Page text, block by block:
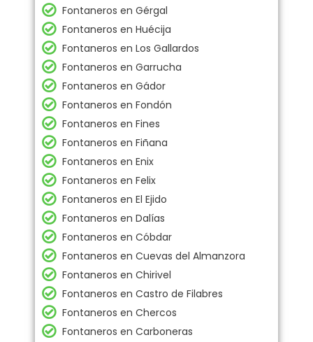
Fontaneros en Gérgal
Fontaneros en Huécija
Fontaneros en Los Gallardos
Fontaneros en Garrucha
Fontaneros en Gádor
Fontaneros en Fondón
Fontaneros en Fines
Fontaneros en Fiñana
Fontaneros en Enix
Fontaneros en Felix
Fontaneros en El Ejido
Fontaneros en Dalías
Fontaneros en Cóbdar
Fontaneros en Cuevas del Almanzora
Fontaneros en Chirivel
Fontaneros en Castro de Filabres
Fontaneros en Chercos
Fontaneros en Carboneras